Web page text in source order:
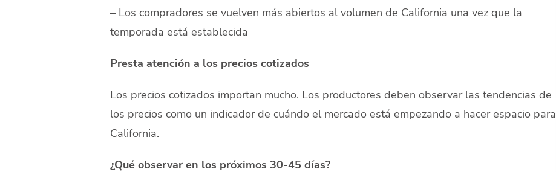
– Los compradores se vuelven más abiertos al volumen de California una vez que la
temporada está establecida
Presta atención a los precios cotizados
Los precios cotizados importan mucho. Los productores deben observar las tendencias de
los precios como un indicador de cuándo el mercado está empezando a hacer espacio para
California.
¿Qué observar en los próximos 30-45 días?